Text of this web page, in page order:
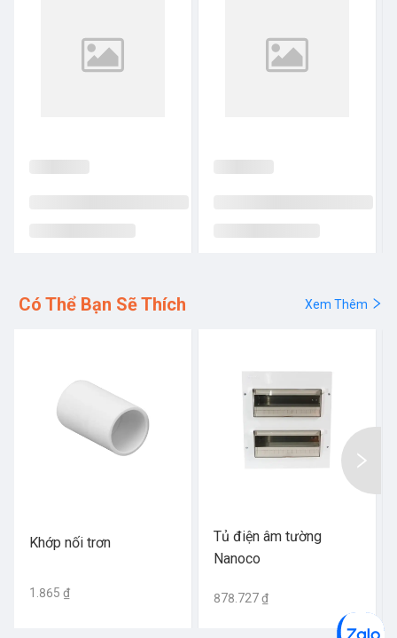
Có Thể Bạn Sẽ Thích Xem Thêm
Khớp nối trơn
1.865 ₫
Tủ điện âm tường
Nanoco
878.727 ₫